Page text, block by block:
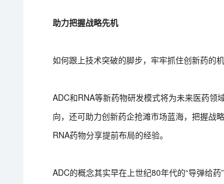
助力把握战略先机
如何跟上技术突破的脚步，牢牢抓住创新药的机
ADC和RNA等新药物研发模式将为未来医药领
向，还可助力创新药企抢滩市场蓝海，把握战
RNA药物分享提前布局的经验。
ADC的概念其实早在上世纪80年代的“导弹给